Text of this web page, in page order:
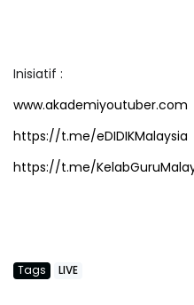
Inisiatif :
www.akademiyoutuber.com
https://t.me/eDIDIKMalaysia
https://t.me/
Tags LIVE